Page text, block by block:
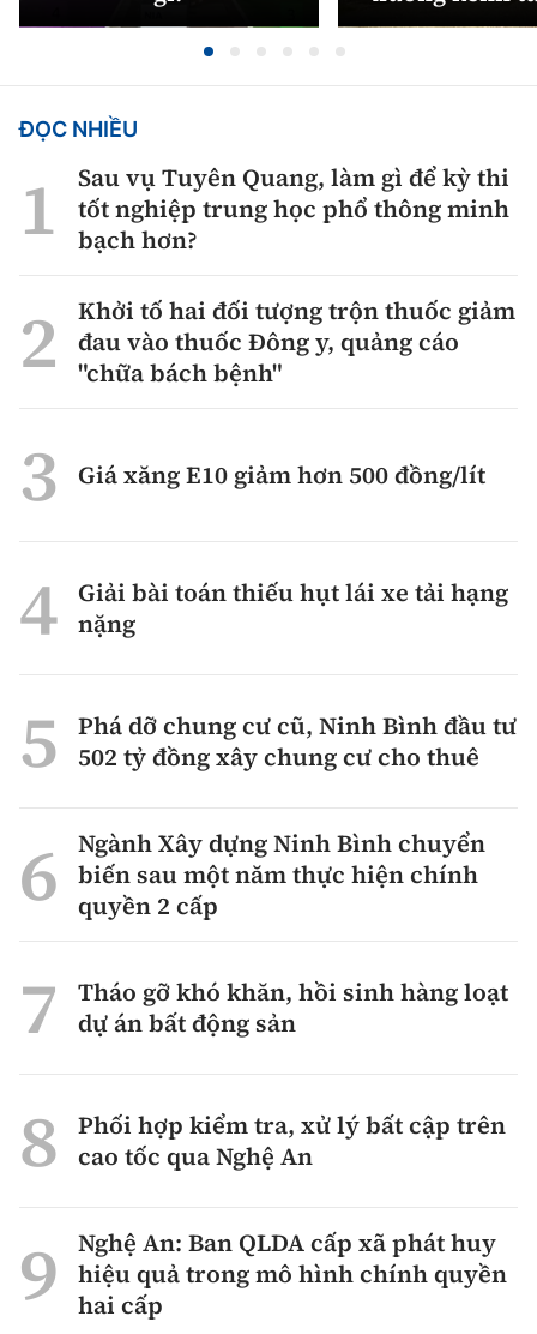
ĐỌC NHIỀU
Sau vụ Tuyên Quang, làm gì để kỳ thi
tốt nghiệp trung học phổ thông minh
bạch hơn?
Khởi tố hai đối tượng trộn thuốc giảm
đau vào thuốc Đông y, quảng cáo
"chữa bách bệnh"
Giá xăng E10 giảm hơn 500 đồng/lít
Giải bài toán thiếu hụt lái xe tải hạng
nặng
Phá dỡ chung cư cũ, Ninh Bình đầu tư
502 tỷ đồng xây chung cư cho thuê
Ngành Xây dựng Ninh Bình chuyển
biến sau một năm thực hiện chính
quyền 2 cấp
Tháo gỡ khó khăn, hồi sinh hàng loạt
dự án bất động sản
Phối hợp kiểm tra, xử lý bất cập trên
cao tốc qua Nghệ An
Nghệ An: Ban QLDA cấp xã phát huy
hiệu quả trong mô hình chính quyền
hai cấp